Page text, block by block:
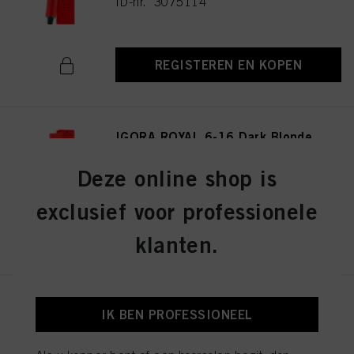
REGISTEREN EN KOPEN
IGORA ROYAL 6-16 Dark Blonde
ID-nr. 3075141
REGISTEREN EN KOPEN
Blonde Cendré Violet 60ml
Deze online shop is
exclusief voor professionele
klanten.
IK BEN PROFESSIONEEL